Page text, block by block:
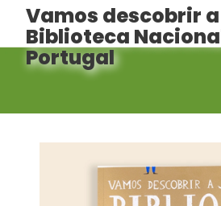
Vamos descobrir a
Biblioteca
Portugal